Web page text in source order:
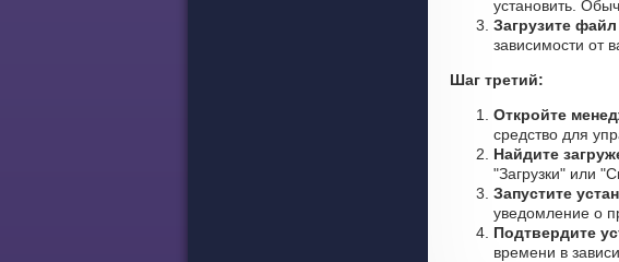
установить.
Загрузите
зависимости от
Шаг третий:
Откройте
средство для
Найдите
"Загрузки" или
Запустите
уведомление о
Подтвердите
времени в